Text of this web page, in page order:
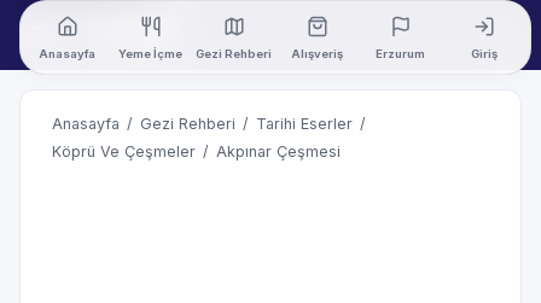
Anasayfa Yeme İçme Gezi Rehberi Alışveriş Erzurum Giriş
Anasayfa / Gezi Rehberi / Tarihi Eserler /
Köprü Ve Çeşmeler / Akpınar Çeşmesi